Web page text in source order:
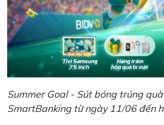
Summer Goal - Sút bóng trúng
SmartBanking từ ngày 11/06 đến